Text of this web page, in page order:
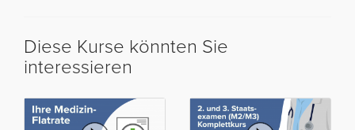
Diese Kurse könnten Sie
interessieren